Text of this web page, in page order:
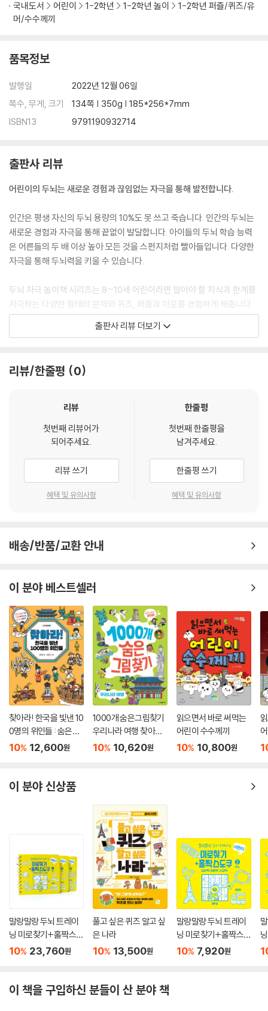
국내도서 어린이 1-2학년 1-2학년 놀이
1-2학년 퍼즐/퀴즈/유
머/수수께끼
품목정보
발행일
2022년 12월 06일
쪽수, 무게, 크기
134쪽 | 350g | 185*256*7mm
ISBN13
9791190932714
출판사 리뷰
어린이의 두뇌는 새로운 경험과 끊임없는 자극을 통해 발전합니다.
인간은 평생 자신의 두뇌 용량의 10%도 못 쓰고 죽습니다. 인간의 두뇌는
새로운 경험과 자극을 통해 끝없이 발달합니다. 아이들의 두뇌 학습 능력
은 어른들의 두 배 이상 높아 모든 것을 스펀지처럼 빨아들입니다. 다양한
자극을 통해 두뇌력을 키울 수 있습니다.
두뇌 자극 놀이책 시리즈는 8~10세 어린이라면 알아야 할 지식과 한계를
자극하는 다양한 형태의 문제와 퀴즈, 퍼즐과 미로를 경험하게 해줍니다.
어린이 스스로 다양한 지식을 자신의 것으로 만들고, 자신의 한계를 자극
하는 문제를 스스로 이겨냄으로써 앞으로도 더 꾸준히 도전을 즐기는 건강
『영국 아이들의 수리력 드릴』에는 8~10세의 똑똑한 어린이라면 재미있
책 속의 문제들은 갈수록 어려워집니다. 처음부터 차례차례 푸는 것을 추
제 풀이 시간을 적으면서 스스로 얼마나 빨리 풀 수 있는지 확인해 보세요.
출판사 리뷰 더보기
리뷰/한줄평 0
리뷰
첫번째 리뷰어가
되어주세요.
리뷰 쓰기
혜택 및 유의사항
한줄평
첫번째 한줄평을
남겨주세요.
한줄평 쓰기
혜택 및 유의사항
배송/반품/교환 안내
이 분야 베스트셀러
찾아라! 한국을 빛낸 10
0명의 위인들 : 숨은그
림찾기와 노랫말로 만
10% 12,600원
1000개 숨은그림찾기
우리나라 여행 찾아도
찾아도 끝판왕
10% 10,620원
읽으면서 바로 써먹는
어린이 수수께끼
10% 10,800원
담
이 분야 신상품
말랑말랑 두뇌 트레이
닝 미로찾기+홀짝스도
쿠 1~3 세트
10% 23,760원
풀고 싶은 퀴즈 알고 싶
은 나라
10% 13,500원
말랑말랑 두뇌 트레이
닝 미로찾기+홀짝스도
쿠2 중급
10% 7,920원
이 책을 구입하신 분들이 산 분야 책